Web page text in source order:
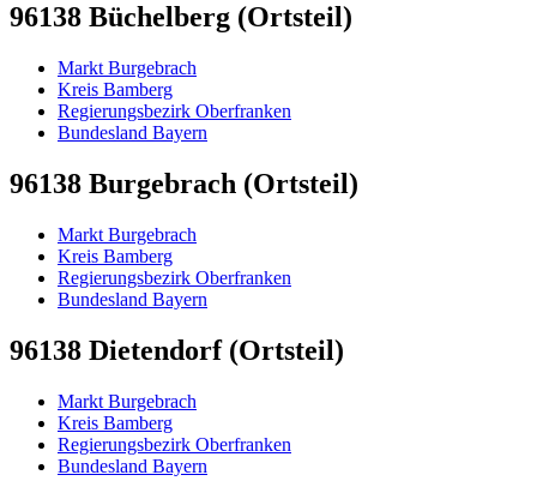
96138 Büchelberg (Ortsteil)
Markt Burgebrach
Kreis Bamberg
Regierungsbezirk Oberfranken
Bundesland Bayern
96138 Burgebrach (Ortsteil)
Markt Burgebrach
Kreis Bamberg
Regierungsbezirk Oberfranken
Bundesland Bayern
96138 Dietendorf (Ortsteil)
Markt Burgebrach
Kreis Bamberg
Regierungsbezirk Oberfranken
Bundesland Bayern